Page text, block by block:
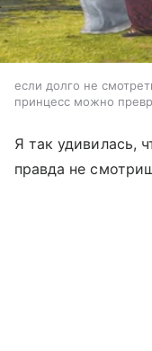
если долго не
принцесс можно
Я так удивилась,
правда не